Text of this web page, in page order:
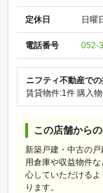
定休日 日曜
電話番号 052-
ニフティ不動産で
賃貸物件:1件 購入
この店舗から
新築戸建・中古の
用倉庫や収益物件
心していただける
ります。